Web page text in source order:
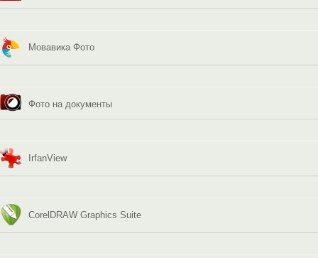
Мовавика Фото
Фото на документы
IrfanView
CorelDRAW Graphics Suite